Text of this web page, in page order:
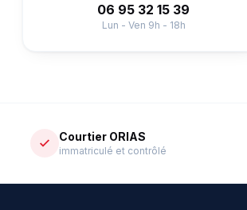
06 95 32 15 39
Lun - Ven 9h - 18h
Courtier ORIAS
immatriculé et contrôlé